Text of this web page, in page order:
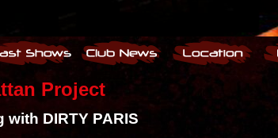
Project
with DIRTY PARIS